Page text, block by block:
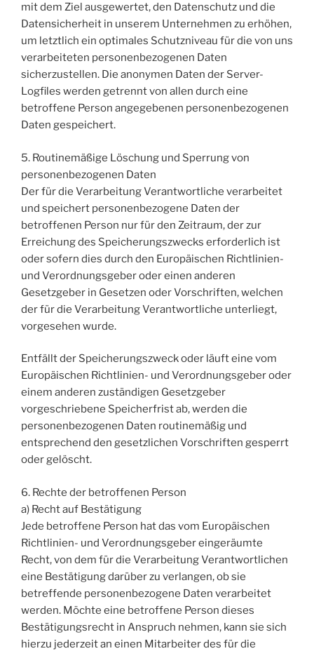
mit dem Ziel ausgewertet, den Datenschutz und die
Datensicherheit in unserem Unternehmen zu erhöhen,
um letztlich ein optimales Schutzniveau für die von uns
verarbeiteten personenbezogenen Daten
sicherzustellen. Die anonymen Daten der Server-
Logfiles werden getrennt von allen durch eine
betroffene Person angegebenen personenbezogenen
Daten gespeichert.
5. Routinemäßige Löschung und Sperrung von
personenbezogenen Daten
Der für die Verarbeitung Verantwortliche verarbeitet
und speichert personenbezogene Daten der
betroffenen Person nur für den Zeitraum, der zur
Erreichung des Speicherungszwecks erforderlich ist
oder sofern dies durch den Europäischen Richtlinien-
und Verordnungsgeber oder einen anderen
Gesetzgeber in Gesetzen oder Vorschriften, welchen
der für die Verarbeitung Verantwortliche unterliegt,
vorgesehen wurde.
Entfällt der Speicherungszweck oder läuft eine vom
Europäischen Richtlinien- und Verordnungsgeber oder
einem anderen zuständigen Gesetzgeber
vorgeschriebene Speicherfrist ab, werden die
personenbezogenen Daten routinemäßig und
entsprechend den gesetzlichen Vorschriften gesperrt
oder gelöscht.
6. Rechte der betroffenen Person
a) Recht auf Bestätigung
Jede betroffene Person hat das vom Europäischen
Richtlinien- und Verordnungsgeber eingeräumte
Recht, von dem für die Verarbeitung Verantwortlichen
eine Bestätigung darüber zu verlangen, ob sie
betreffende personenbezogene Daten verarbeitet
werden. Möchte eine betroffene Person dieses
Bestätigungsrecht in Anspruch nehmen, kann sie sich
hierzu jederzeit an einen Mitarbeiter des für die